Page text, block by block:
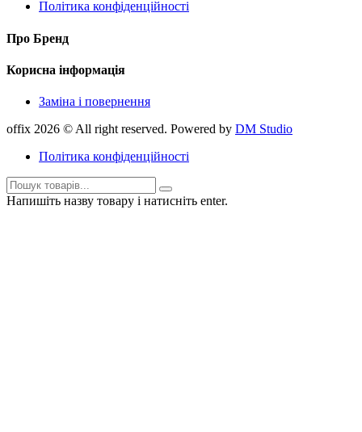
Політика конфіденційності
Про Бренд
Корисна інформація
Заміна і повернення
offix 2026 © All right reserved. Powered by DM Studio
Політика конфіденційності
Напишіть назву товару і натисніть enter.